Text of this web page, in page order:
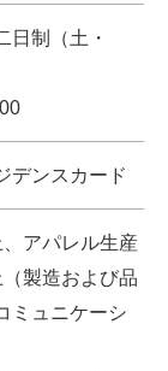
日制（土・
デンスカード
アパレル生産
製造および品
ミュニケーシ